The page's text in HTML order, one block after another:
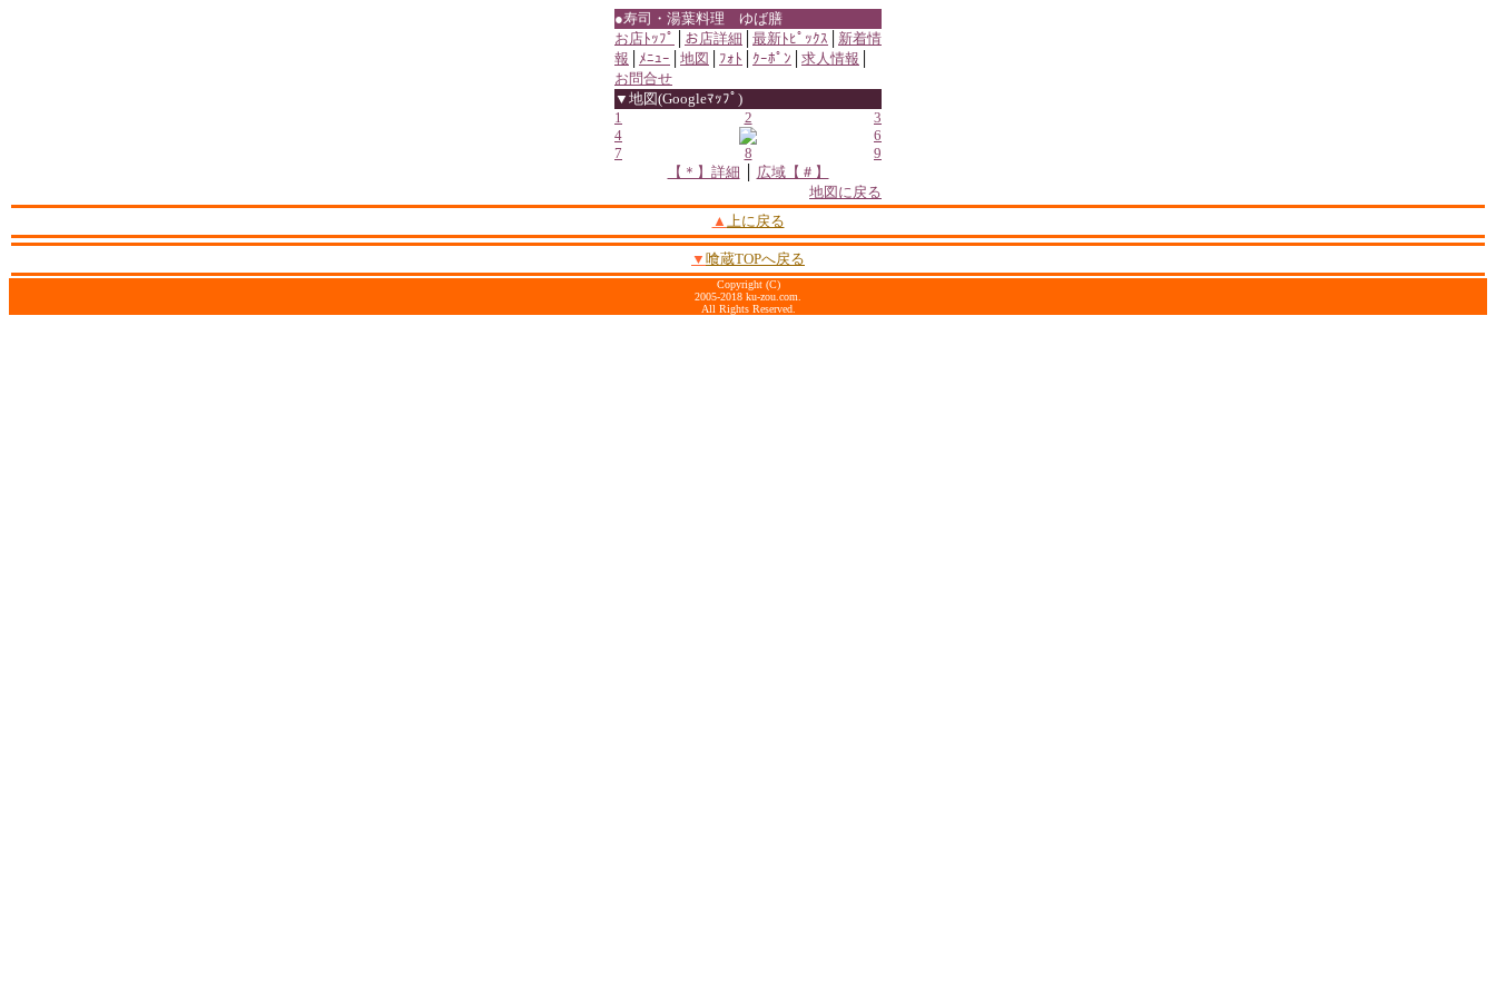
●寿司・湯葉料理 ゆば膳
お店ﾄｯﾌﾟ
お店詳細 最新ﾄﾋﾟｯｸｽ
新着情
報
ﾒﾆｭｰ 地図 ﾌｫﾄ ｸｰﾎﾟﾝ 求人情報
お問合せ
▼地図(Googleﾏｯﾌﾟ)
1
2
3
4
6
7
8
9
【＊】詳細
広域【＃】
地図に戻る
▲ 上に戻る
▼ 喰蔵TOPへ戻る
Copyright (C)
2005-2018 ku-zou.com.
All Rights Reserved.